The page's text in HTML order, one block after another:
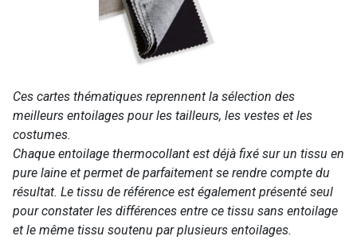
Ces cartes thématiques reprennent la sélection des
meilleurs entoilages pour les tailleurs, les vestes et les
costumes.
Chaque entoilage thermocollant est déjà fixé sur un tissu en
pure laine et permet de parfaitement se rendre compte du
résultat. Le tissu de référence est également présenté seul
pour constater les différences entre ce tissu sans entoilage
et le même tissu soutenu par plusieurs entoilages.